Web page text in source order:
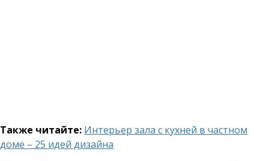
Также читайте: Интерьер зала с кухней в частном
доме – 25 идей дизайна